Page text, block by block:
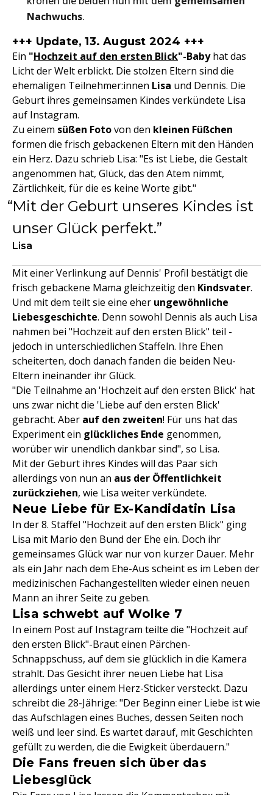
Nachwuchs.
+++ Update, 13. August 2024 +++
Ein "Hochzeit auf den ersten Blick"-Babyhat das
Licht der Welt erblickt. Die stolzen Eltern sind die
ehemaligen Teilnehmer:innen Lisa und Dennis. Die
Geburt ihres gemeinsamen Kindes verkündete Lisa
auf Instagram.
Zu einem süßen Fotovon den kleinen Füßchen
formen die frisch gebackenen Eltern mit den Händen
ein Herz. Dazu schrieb Lisa: "Es ist Liebe, die Gestalt
angenommen hat, Glück, das den Atem nimmt,
Zärtlichkeit, für die es keine Worte gibt."
Mit der Geburt unseres Kindes ist
unser Glück perfekt.
Lisa
Mit einer Verlinkung auf Dennis' Profil bestätigt die
frisch gebackene Mama gleichzeitig den Kindsvater.
Und mit dem teilt sie eine eher ungewöhnliche
Liebesgeschichte. Denn sowohl Dennis als auch Lisa
nahmen bei "Hochzeit auf den ersten Blick" teil -
jedoch in unterschiedlichen Staffeln. Ihre Ehen
scheiterten, doch danach fanden die beiden Neu-
Eltern ineinander ihr Glück.
"Die Teilnahme an 'Hochzeit auf den ersten Blick' hat
uns zwar nicht die 'Liebe auf den ersten Blick'
gebracht. Aber auf den zweiten! Für uns hat das
Experiment ein glückliches Ende genommen,
worüber wir unendlich dankbar sind", so Lisa.
Mit der Geburt ihres Kindes will das Paar sich
allerdings von nun an aus der Öffentlichkeit
zurückziehen, wie Lisa weiter verkündete.
Neue Liebe für Ex-Kandidatin Lisa
In der 8. Staffel "Hochzeit auf den ersten Blick" ging
Lisa mit Mario den Bund der Ehe ein. Doch ihr
gemeinsames Glück war nur von kurzer Dauer. Mehr
als ein Jahr nach dem Ehe-Aus scheint es im Leben der
medizinischen Fachangestellten wieder einen neuen
Mann an ihrer Seite zu geben.
Lisa schwebt auf Wolke 7
In einem Post auf Instagram teilte die "Hochzeit auf
den ersten Blick"-Braut einen Pärchen-
Schnappschuss, auf dem sie glücklich in die Kamera
strahlt. Das Gesicht ihrer neuen Liebe hat Lisa
allerdings unter einem Herz-Sticker versteckt. Dazu
schreibt die 28-Jährige: "Der Beginn einer Liebe ist wie
das Aufschlagen eines Buches, dessen Seiten noch
weiß und leer sind. Es wartet darauf, mit Geschichten
gefüllt zu werden, die die Ewigkeit überdauern."
Die Fans freuen sich über das
Liebesglück